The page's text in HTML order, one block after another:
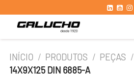
INÍCIO / PRODUTOS / PEÇAS /
14X9X125 DIN 6885-A